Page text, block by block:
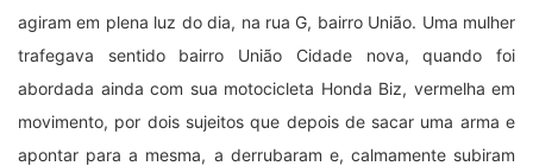
agiram em plena luz do dia, na rua G, bairro União. Uma mulher
trafegava sentido bairro União Cidade nova, quando foi
abordada ainda com sua motocicleta Honda Biz, vermelha em
movimento, por dois sujeitos que depois de sacar uma arma e
apontar para a mesma, a derrubaram e, calmamente subiram